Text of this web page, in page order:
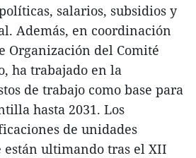
salarios, subsidios y
Además, en coordinación
Organización del Comité
ha trabajado en la
de trabajo como base para
hasta 2031. Los
de unidades
están ultimando tras el XII